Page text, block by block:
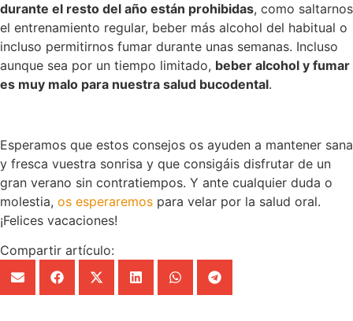
durante el resto del año están prohibidas, como saltarnos
el entrenamiento regular, beber más alcohol del habitual o
incluso permitirnos fumar durante unas semanas. Incluso
aunque sea por un tiempo limitado, beber alcohol y fumar
es muy malo para nuestra salud bucodental.
Esperamos que estos consejos os ayuden a mantener sana
y fresca vuestra sonrisa y que consigáis disfrutar de un
gran verano sin contratiempos. Y ante cualquier duda o
molestia, os esperaremos para velar por la salud oral.
¡Felices vacaciones!
Compartir artículo: